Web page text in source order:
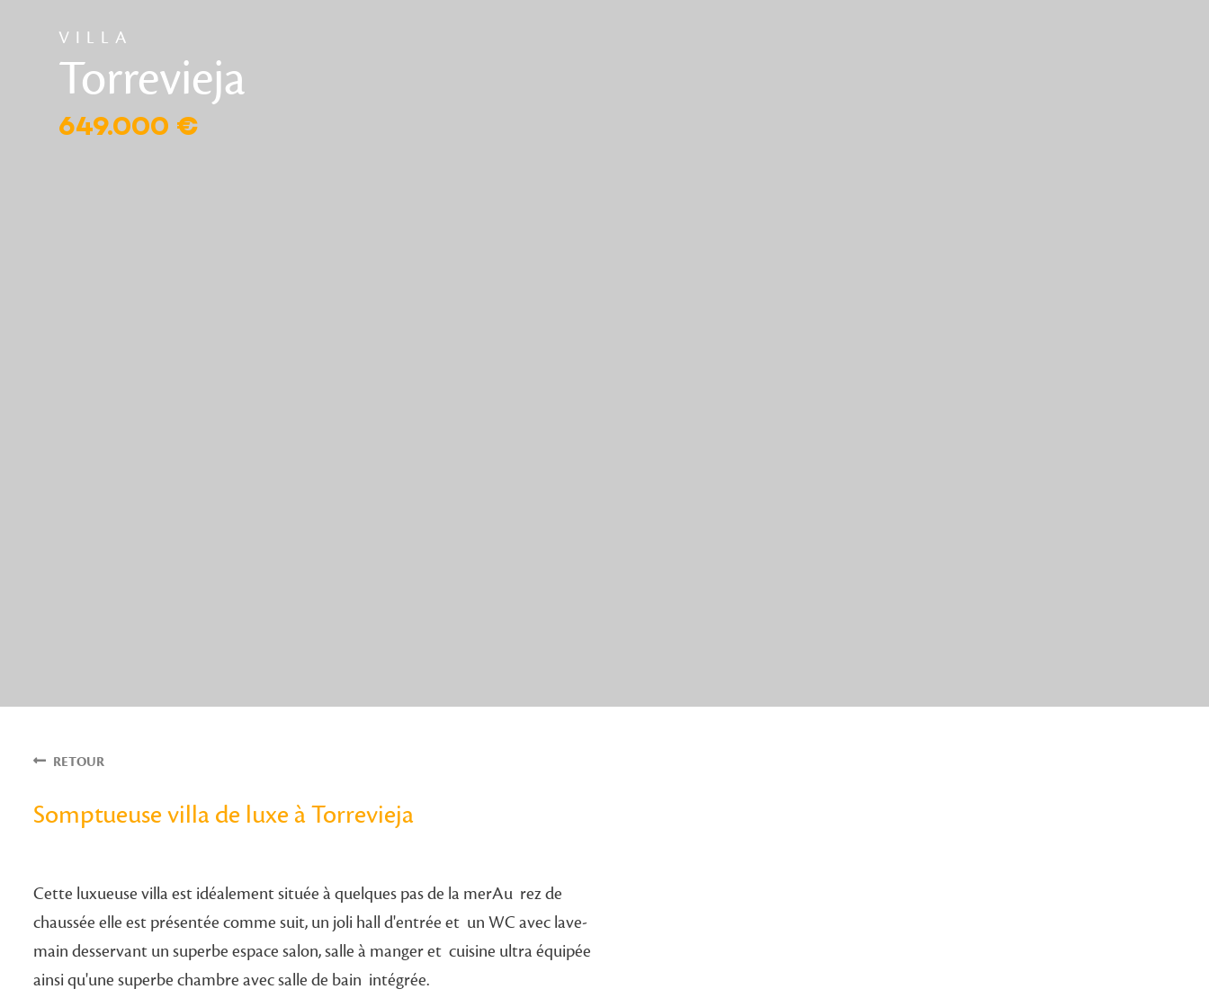
VILLA
Torrevieja
649.000 €
RETOUR
Somptueuse villa de luxe à Torrevieja
Cette luxueuse villa est idéalement située à quelques pas de la merAu rez de
chaussée elle est présentée comme suit, un joli hall d'entrée et un WC avec lave-
main desservant un superbe espace salon, salle à manger et cuisine ultra équipée
ainsi qu'une superbe chambre avec salle de bain intégrée.